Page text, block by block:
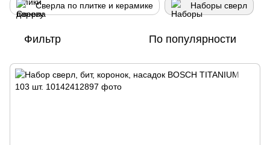
Сверла по плитке и керамике Наборы сверл
Фильтр По популярности